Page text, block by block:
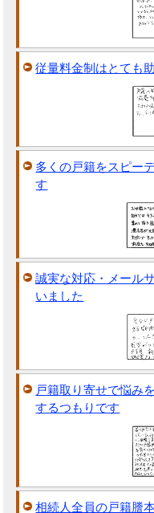
従量料金制はとても
多くの戸籍をスピー
す
誠実な対応・メール
いました
戸籍取り寄せで悩み
するつもりです
相続人全員の戸籍謄